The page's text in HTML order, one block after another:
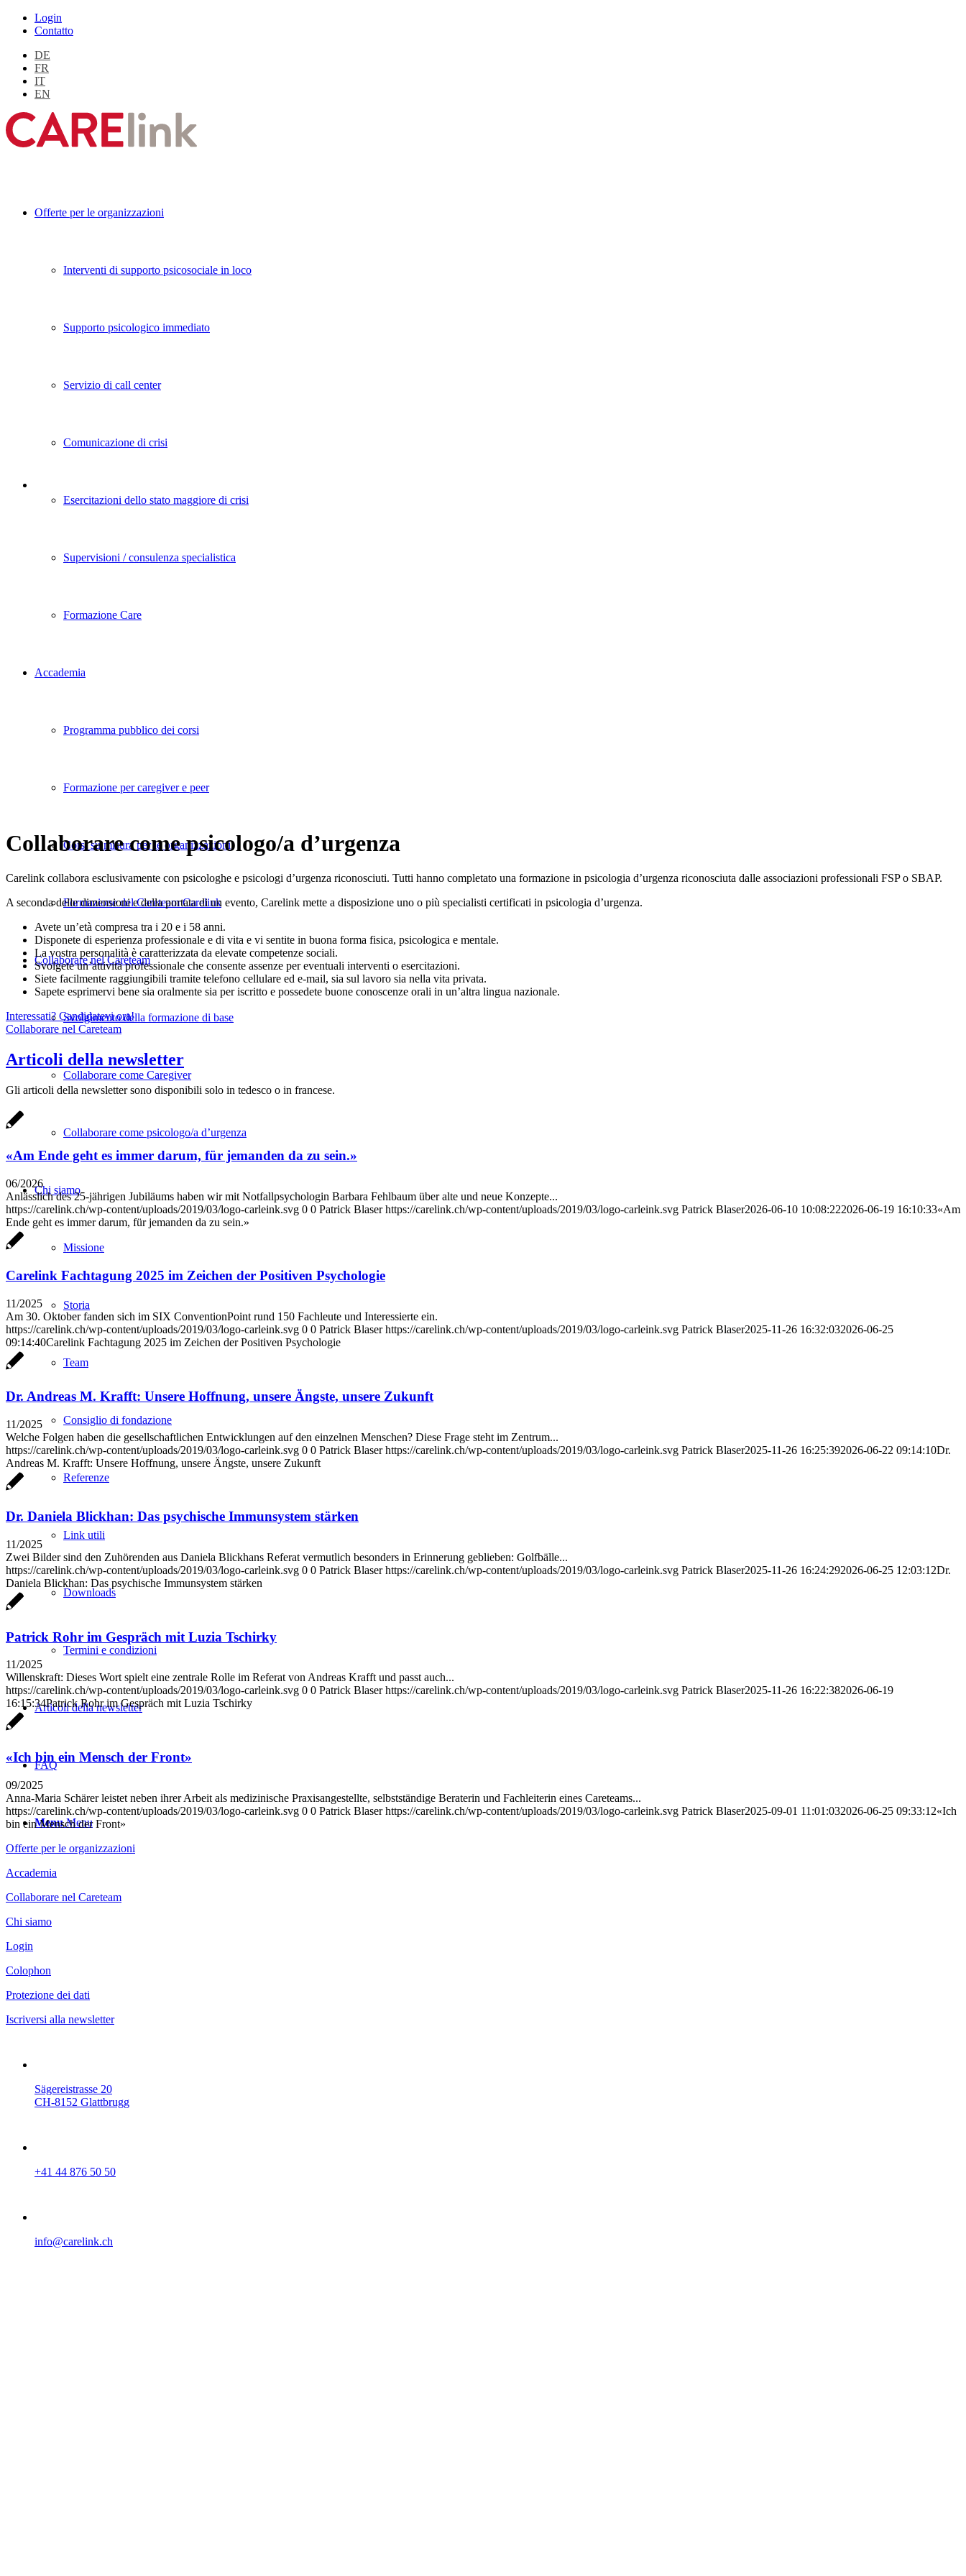
Login
Contatto
DE
FR
IT
EN
Offerte per le organizzazioni
Interventi di supporto psicosociale in loco
Supporto psicologico immediato
Servizio di call center
Comunicazione di crisi
Esercitazioni dello stato maggiore di crisi
Supervisioni / consulenza specialistica
Formazione Care
Accademia
Programma pubblico dei corsi
Formazione per caregiver e peer
Corsi su misura per le organizzazioni
Formazione del Careteam Carelink
Collaborare nel Careteam
Svolgimento della formazione di base
Collaborare come Caregiver
Collaborare come psicologo/a d’urgenza
Chi siamo
Missione
Storia
Team
Consiglio di fondazione
Referenze
Link utili
Downloads
Termini e condizioni
Articoli della newsletter
FAQ
Menu Menu
Collaborare come psicologo/a d’urgenza
Carelink collabora esclusivamente con psicologhe e psicologi d’urgenza riconosciuti. Tutti hanno completato una formazione in psicologia d’urgenza riconosciuta dalle associazioni professionali FSP o SBAP.
A seconda delle dimensioni e della portata di un evento, Carelink mette a disposizione uno o più specialisti certificati in psicologia d’urgenza.
Avete un’età compresa tra i 20 e i 58 anni.
Disponete di esperienza professionale e di vita e vi sentite in buona forma fisica, psicologica e mentale.
La vostra personalità è caratterizzata da elevate competenze sociali.
Svolgete un’attività professionale che consente assenze per eventuali interventi o esercitazioni.
Siete facilmente raggiungibili tramite telefono cellulare ed e-mail, sia sul lavoro sia nella vita privata.
Sapete esprimervi bene sia oralmente sia per iscritto e possedete buone conoscenze orali in un’altra lingua nazionale.
Interessati? Candidatevi ora!
Collaborare nel Careteam
Articoli della newsletter
Gli articoli della newsletter sono disponibili solo in tedesco o in francese.
«Am Ende geht es immer darum, für jemanden da zu sein.»
06/2026
Anlässlich des 25-jährigen Jubiläums haben wir mit Notfallpsychologin Barbara Fehlbaum über alte und neue Konzepte...
https://carelink.ch/wp-content/uploads/2019/03/logo-carleink.svg 0 0 Patrick Blaser https://carelink.ch/wp-content/uploads/2019/03/logo-carleink.svg Patrick Blaser2026-06-10 10:08:222026-06-19 16:10:33«Am
Ende geht es immer darum, für jemanden da zu sein.»
Carelink Fachtagung 2025 im Zeichen der Positiven Psychologie
11/2025
Am 30. Oktober fanden sich im SIX ConventionPoint rund 150 Fachleute und Interessierte ein.
https://carelink.ch/wp-content/uploads/2019/03/logo-carleink.svg 0 0 Patrick Blaser https://carelink.ch/wp-content/uploads/2019/03/logo-carleink.svg Patrick Blaser2025-11-26 16:32:032026-06-25
09:14:40Carelink Fachtagung 2025 im Zeichen der Positiven Psychologie
Dr. Andreas M. Krafft: Unsere Hoffnung, unsere Ängste, unsere Zukunft
11/2025
Welche Folgen haben die gesellschaftlichen Entwicklungen auf den einzelnen Menschen? Diese Frage steht im Zentrum...
https://carelink.ch/wp-content/uploads/2019/03/logo-carleink.svg 0 0 Patrick Blaser https://carelink.ch/wp-content/uploads/2019/03/logo-carleink.svg Patrick Blaser2025-11-26 16:25:392026-06-22 09:14:10Dr.
Andreas M. Krafft: Unsere Hoffnung, unsere Ängste, unsere Zukunft
Dr. Daniela Blickhan: Das psychische Immunsystem stärken
11/2025
Zwei Bilder sind den Zuhörenden aus Daniela Blickhans Referat vermutlich besonders in Erinnerung geblieben: Golfbälle...
https://carelink.ch/wp-content/uploads/2019/03/logo-carleink.svg 0 0 Patrick Blaser https://carelink.ch/wp-content/uploads/2019/03/logo-carleink.svg Patrick Blaser2025-11-26 16:24:292026-06-25 12:03:12Dr.
Daniela Blickhan: Das psychische Immunsystem stärken
Patrick Rohr im Gespräch mit Luzia Tschirky
11/2025
Willenskraft: Dieses Wort spielt eine zentrale Rolle im Referat von Andreas Krafft und passt auch...
https://carelink.ch/wp-content/uploads/2019/03/logo-carleink.svg 0 0 Patrick Blaser https://carelink.ch/wp-content/uploads/2019/03/logo-carleink.svg Patrick Blaser2025-11-26 16:22:382026-06-19
16:15:34Patrick Rohr im Gespräch mit Luzia Tschirky
«Ich bin ein Mensch der Front»
09/2025
Anna-Maria Schärer leistet neben ihrer Arbeit als medizinische Praxisangestellte, selbstständige Beraterin und Fachleiterin eines Careteams...
https://carelink.ch/wp-content/uploads/2019/03/logo-carleink.svg 0 0 Patrick Blaser https://carelink.ch/wp-content/uploads/2019/03/logo-carleink.svg Patrick Blaser2025-09-01 11:01:032026-06-25 09:33:12«Ich
bin ein Mensch der Front»
Offerte per le organizzazioni
Accademia
Collaborare nel Careteam
Chi siamo
Login
Colophon
Protezione dei dati
Iscriversi alla newsletter
Sägereistrasse 20
CH-8152 Glattbrugg
+41 44 876 50 50
info@carelink.ch